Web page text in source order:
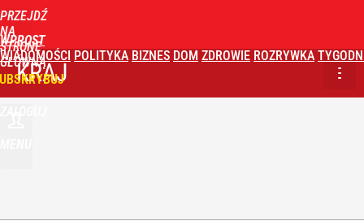
PRZEJDŹ
NA
STRONĘ
GŁÓWNĄ
WPROST
WIADOMOŚCI POLITYKA BIZNES DOM ZDROWIE ROZRYWKA
KRAJ